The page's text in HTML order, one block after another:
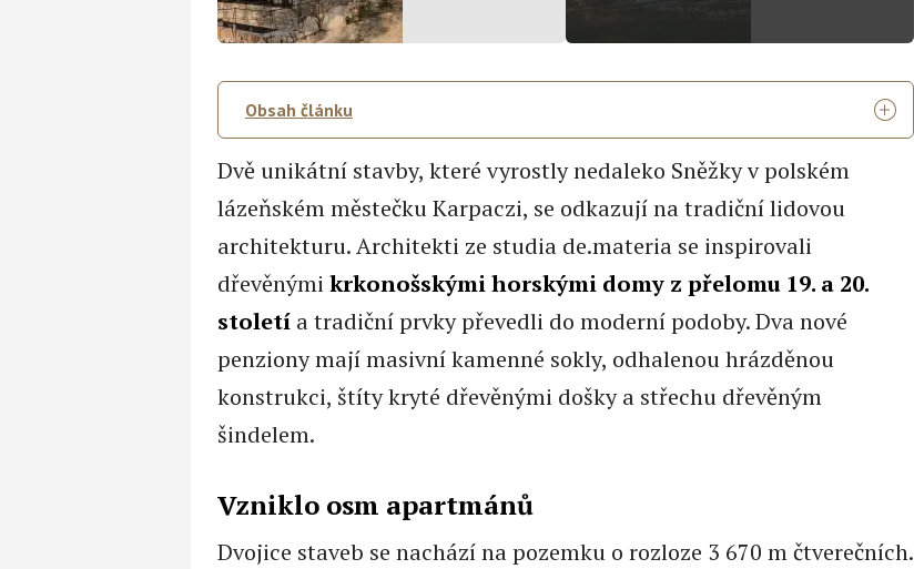
Obsah článku
Dvě unikátní stavby, které vyrostly nedaleko Sněžky v polském
lázeňském městečku Karpaczi, se odkazují na tradiční lidovou
architekturu. Architekti ze studia de.materia se inspirovali
dřevěnými krkonošskými horskými domy z přelomu 19. a 20.
stoletía tradiční prvky převedli do moderní podoby. Dva nové
penziony mají masivní kamenné sokly, odhalenou hrázděnou
konstrukci, štíty kryté dřevěnými došky a střechu dřevěným
šindelem.
Vzniklo osm apartmánů
Dvojice staveb se nachází na pozemku o rozloze 3 670 m čtverečních.